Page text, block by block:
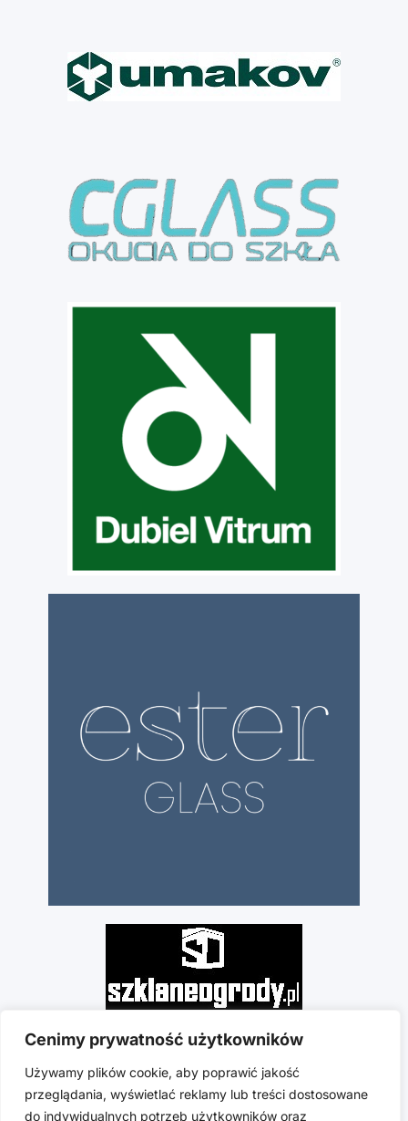
Cenimy prywatność użytkowników
Używamy plików cookie, aby poprawić jakość
przeglądania, wyświetlać reklamy lub treści dostosowane
do indywidualnych potrzeb użytkowników oraz